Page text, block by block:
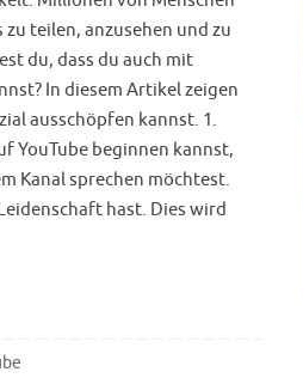
teilen, anzusehen und zu
du, dass du auch mit
In diesem Artikel zeigen
ausschöpfen kannst. 1.
YouTube beginnen kannst,
Kanal sprechen möchtest.
hast. Dies wird